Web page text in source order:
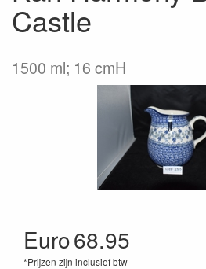
Castle
1500 ml; 16 cmH
Euro68.95
*Prijzen zijn inclusief btw